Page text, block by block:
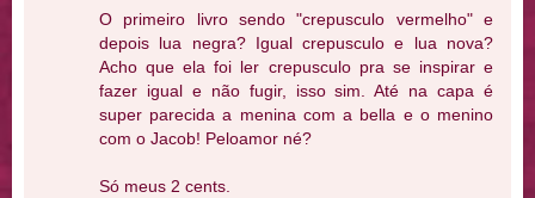
O primeiro livro sendo "crepusculo vermelho" e
depois lua negra? Igual crepusculo e lua nova?
Acho que ela foi ler crepusculo pra se inspirar e
fazer igual e não fugir, isso sim. Até na capa é
super parecida a menina com a bella e o menino
com o Jacob! Peloamor né?
Só meus 2 cents.